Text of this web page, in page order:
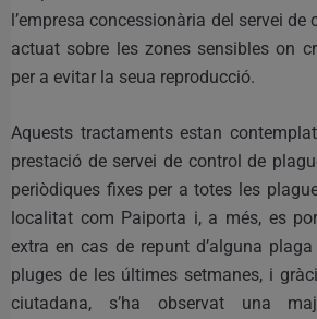
l’empresa concessionària del servei de
actuat sobre les zones sensibles on
per a evitar la seua reproducció.
Aquests tractaments estan
prestació de servei de control de
periòdiques fixes per a totes les
localitat com Paiporta i, a més, es
extra en cas de repunt d’alguna
pluges de les últimes setmanes, i
ciutadana, s’ha observat una